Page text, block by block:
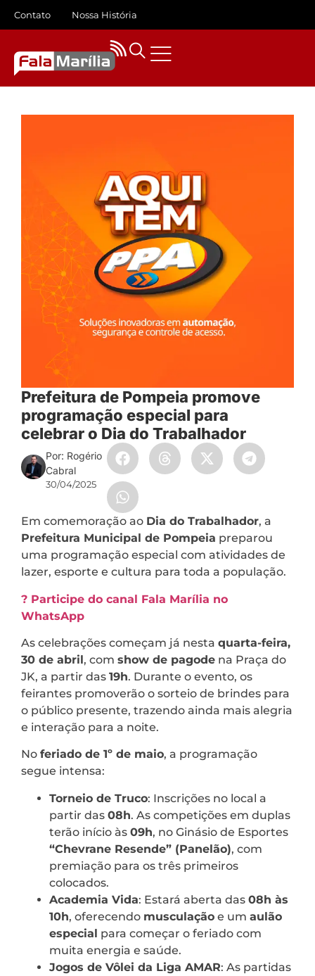
Contato Nossa História
Prefeitura de Pompeia promove
programação especial para
celebrar o Dia do Trabalhador
Por: Rogério
Cabral
30/04/2025
Em comemoração ao Dia do Trabalhador, a
Prefeitura Municipal de Pompeia preparou
uma programação especial com atividades de
lazer, esporte e cultura para toda a população.
? Participe do canal Fala Marília no
WhatsApp
As celebrações começam já nesta quarta-feira,
30 de abril, com show de pagode na Praça do
JK, a partir das 19h. Durante o evento, os
feirantes promoverão o sorteio de brindes para
o público presente, trazendo ainda mais alegria
e interação para a noite.
No feriado de 1º de maio, a programação
segue intensa:
Torneio de Truco: Inscrições no local a
partir das 08h. As competições em duplas
terão início às 09h, no Ginásio de Esportes
“Chevrane Resende” (Panelão), com
premiação para os três primeiros
colocados.
Academia Vida: Estará aberta das 08h às
10h, oferecendo musculação e um aulão
especial para começar o feriado com
muita energia e saúde.
Jogos de Vôlei da Liga AMAR: As partidas